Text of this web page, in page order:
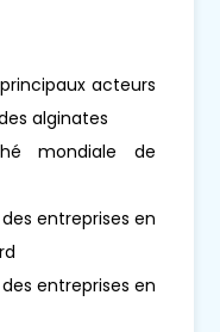
acteurs
alginates
mondiale de
entreprises en
entreprises en